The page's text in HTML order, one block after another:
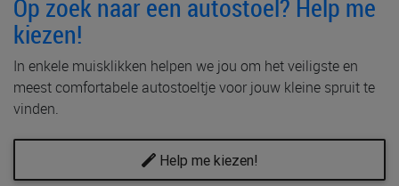
Filter autostoel
Naam
Lengtecategorie
baby
Mijn kindje meet 40-85cm, ongeveer 0 tot 15 maanden
baby/peuter
Op zoek naar een autostoel? Help me
kiezen!
In enkele muisklikken helpen we jou om het veiligste en
meest comfortabele autostoeltje voor jouw kleine spruit te
vinden.
Help me kiezen!